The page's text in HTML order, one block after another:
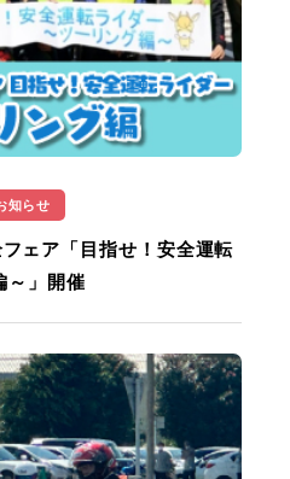
知らせ
ェア「目指せ！安全運転
～」開催